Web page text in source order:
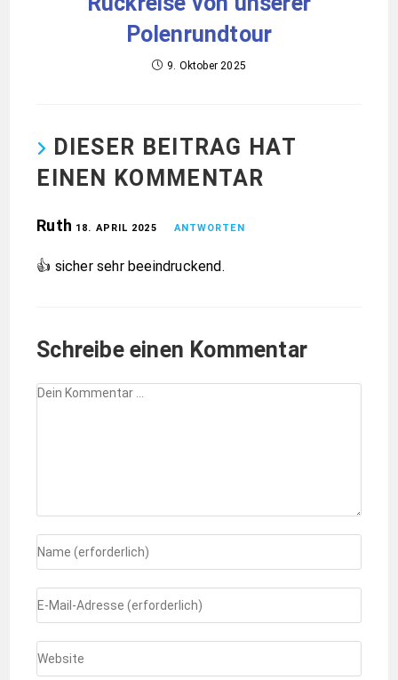
Polenrundtour
9. Oktober 2025
DIESER BEITRAG HAT
EINEN KOMMENTAR
Ruth 18. APRIL 2025 ANTWORTEN
👍 sicher sehr beeindruckend.
Schreibe einen Kommentar